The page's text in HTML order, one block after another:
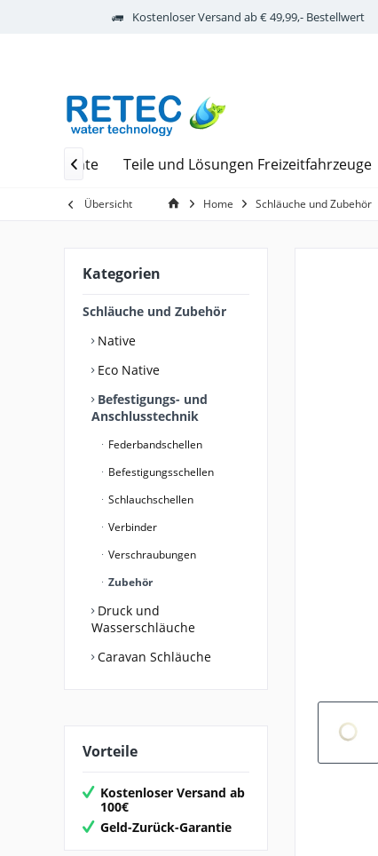
Kostenloser Versand ab € 49,99,- Bestellwert
Elemente Teile und Lösungen Freizeitfahrzeuge

Übersicht Home Schläuche und Zubehör
Kategorien
Schläuche und Zubehör
Native
Eco Native
Befestigungs- und
Anschlusstechnik
Federbandschellen
Befestigungsschellen
Schlauchschellen
Verbinder
Verschraubungen
Zubehör
Druck und
Wasserschläuche
Caravan Schläuche
Vorteile
Kostenloser Versand ab
100€
Geld-Zurück-Garantie